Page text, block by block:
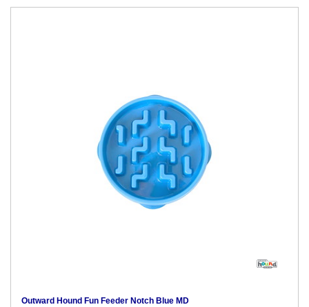
Outward Hound Fun Feeder Notch Blue MD